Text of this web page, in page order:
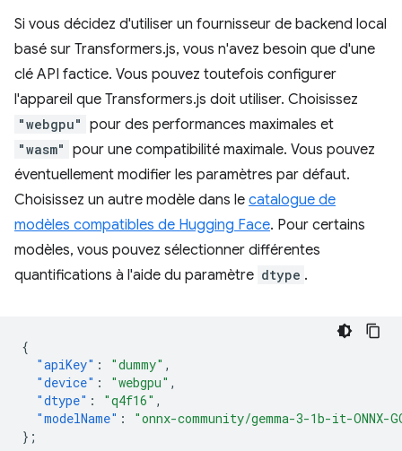
Si vous décidez d'utiliser un fournisseur de backend local
basé sur Transformers.js, vous n'avez besoin que d'une
clé API factice. Vous pouvez toutefois configurer
l'appareil que Transformers.js doit utiliser. Choisissez
"webgpu" pour des performances maximales et
"wasm" pour une compatibilité maximale. Vous pouvez
éventuellement modifier les paramètres par défaut.
Choisissez un autre modèle dans le catalogue de
modèles compatibles de Hugging Face. Pour certains
modèles, vous pouvez sélectionner différentes
quantifications à l'aide du paramètre dtype .
{
"apiKey" : "dummy" ,
"device" : "webgpu" ,
"dtype" : "q4f16" ,
"modelName" :
"onnx-community/gemma-3-1b-it-ONNX-
} ;